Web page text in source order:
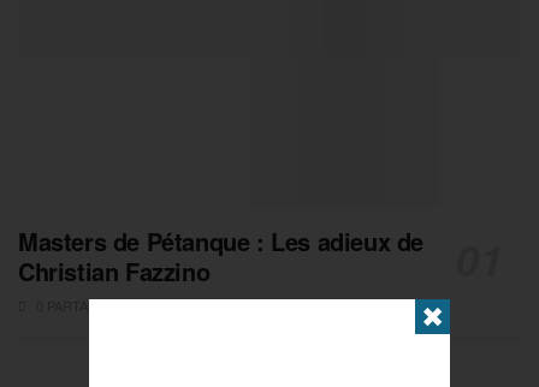
Masters de Pétanque : Les adieux de
Christian Fazzino
0 PARTAGES ✖